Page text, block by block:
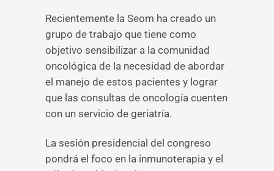
Recientemente la Seom ha creado un
grupo de trabajo que tiene como
objetivo sensibilizar a la comunidad
oncológica de la necesidad de abordar
el manejo de estos pacientes y lograr
que las consultas de oncología cuenten
con un servicio de geriatría.
La sesión presidencial del congreso
pondrá el foco en la inmunoterapia y el